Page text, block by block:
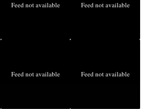
Feed not available Feed not available
Feed not available Feed not available